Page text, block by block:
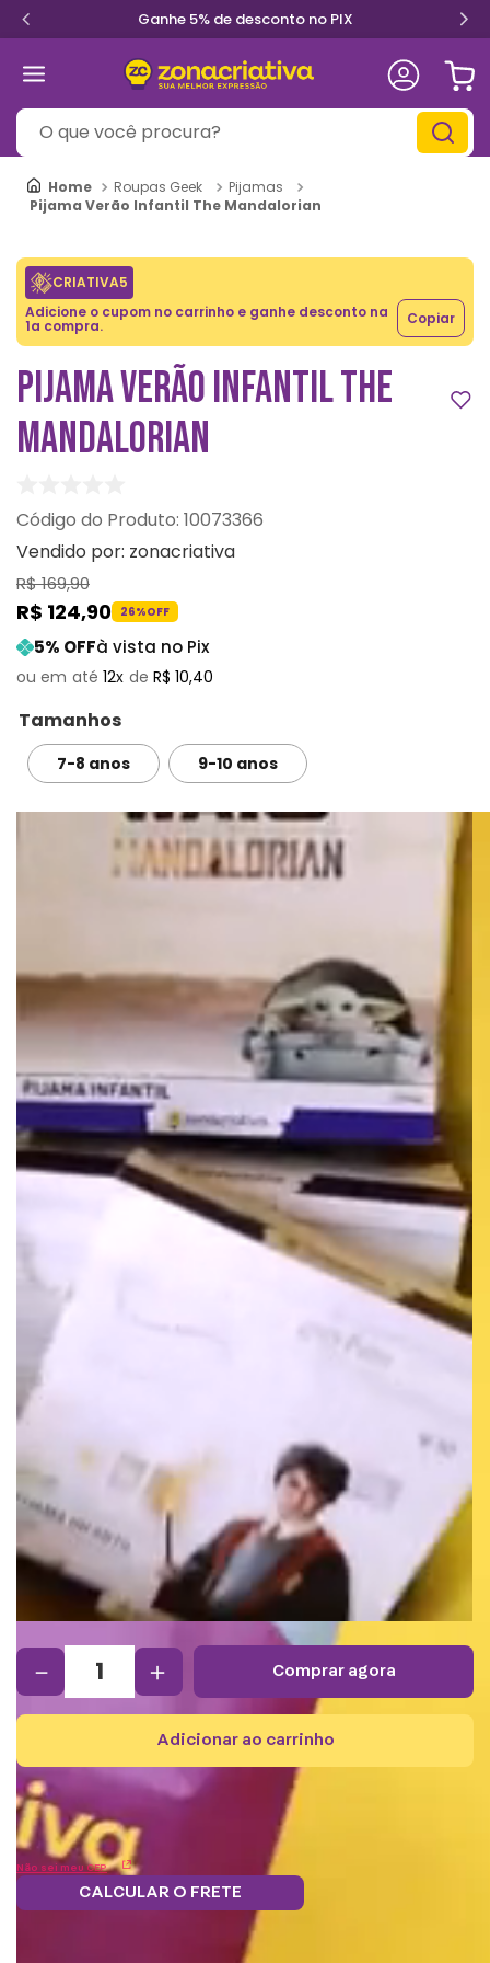
Ganhe 5% de desconto no PIX
O que você procura?
Roupas Geek
Pijamas
Pijama Verão Infantil The Mandalorian
CRIATIVA5
Adicione o cupom no carrinho e ganhe desconto na
1a compra. Copiar
PIJAMA VERÃO INFANTIL THE
MANDALORIAN
: 10073366
Vendido por: zonacriativa
R$169,90
R$ 124,90 26%OFF
5% OFFà vista no Pix
12 R$ 10,40
Tamanhos
7-8 anos 9-10 anos
＋
－ comprar agora
adicionar ao carrinho
Não sei meu CEP
CALCULAR O FRETE